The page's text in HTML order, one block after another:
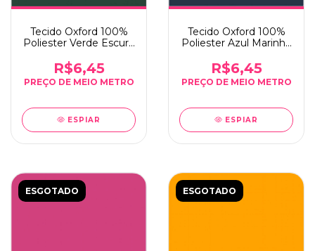
Tecido Oxford 100%
Poliester Verde Escuro
R$6,45
ESPIAR
Tecido Oxford 100%
Poliester Azul Marinho
R$6,45
ESPIAR
ESGOTADO ESGOTADO